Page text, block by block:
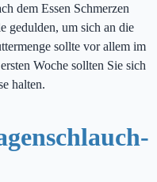
dem Essen Schmerzen
gedulden, um sich an die
sollte vor allem im
Woche sollten Sie sich
halten.